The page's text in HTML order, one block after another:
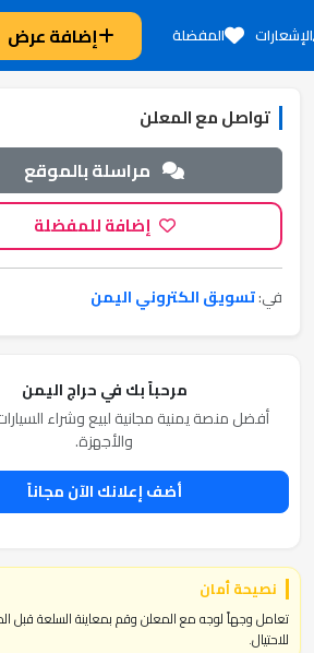
الإشعارات المفضلة إضافة عرض
تواصل مع المعلن
مراسلة بالموقع
إضافة للمفضلة
في:تسويق الكتروني اليمن
مرحباً بك في حراج اليمن
أفضل منصة يمنية مجانية لبيع وشراء
والأجهزة.
أضف إعلانك الآن مجاناً
نصيحة أمان
تعامل وجهاً لوجه مع المعلن وقم بمعاينة السلعة قبل
للاحتيال.